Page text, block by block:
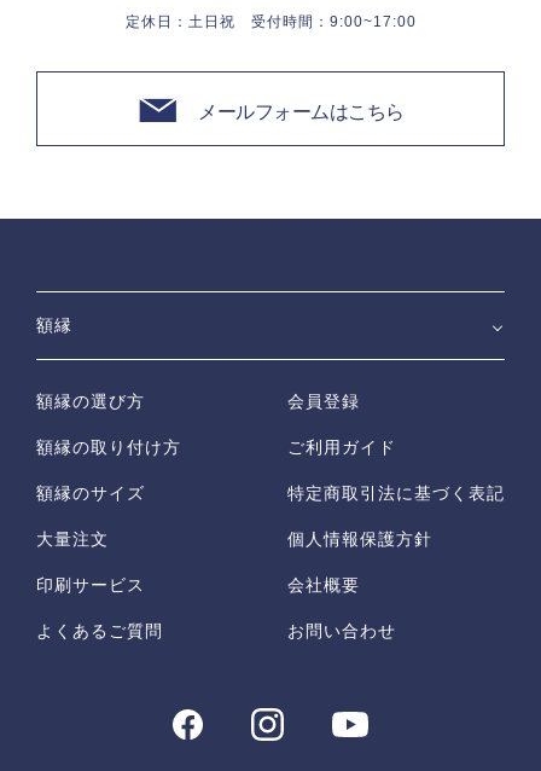
定休日：土日祝 受付時間：9:00~17:00
メールフォームはこちら
額縁
額縁の選び方
額縁の取り付け方
額縁のサイズ
大量注文
印刷サービス
よくあるご質問
会員登録
ご利用ガイド
特定商取引法に基づく表記
個人情報保護方針
会社概要
お問い合わせ